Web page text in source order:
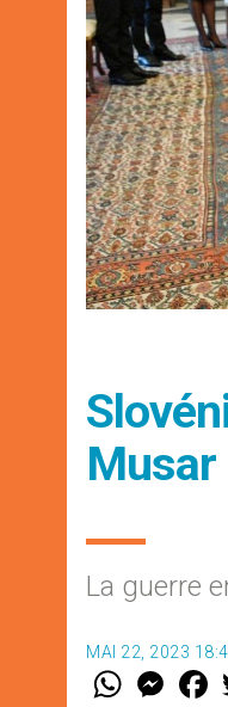
Musar
La guerre
MAI 22, 2023
W M
e
F
a